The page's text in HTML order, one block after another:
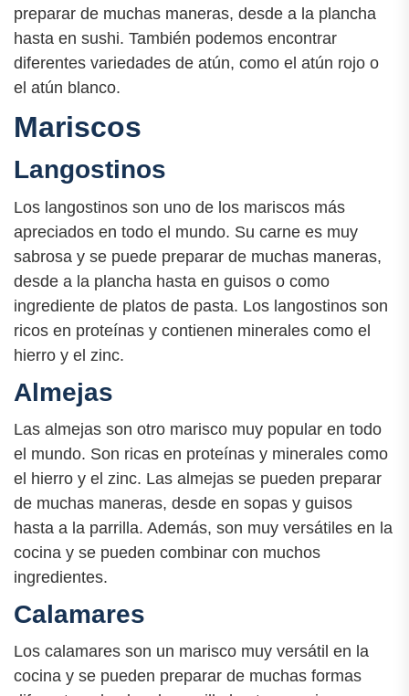
preparar de muchas maneras, desde a la plancha
hasta en sushi. También podemos encontrar
diferentes variedades de atún, como el atún rojo o
el atún blanco.
Mariscos
Langostinos
Los langostinos son uno de los mariscos más
apreciados en todo el mundo. Su carne es muy
sabrosa y se puede preparar de muchas maneras,
desde a la plancha hasta en guisos o como
ingrediente de platos de pasta. Los langostinos son
ricos en proteínas y contienen minerales como el
hierro y el zinc.
Almejas
Las almejas son otro marisco muy popular en todo
el mundo. Son ricas en proteínas y minerales como
el hierro y el zinc. Las almejas se pueden preparar
de muchas maneras, desde en sopas y guisos
hasta a la parrilla. Además, son muy versátiles en la
cocina y se pueden combinar con muchos
ingredientes.
Calamares
Los calamares son un marisco muy versátil en la
cocina y se pueden preparar de muchas formas